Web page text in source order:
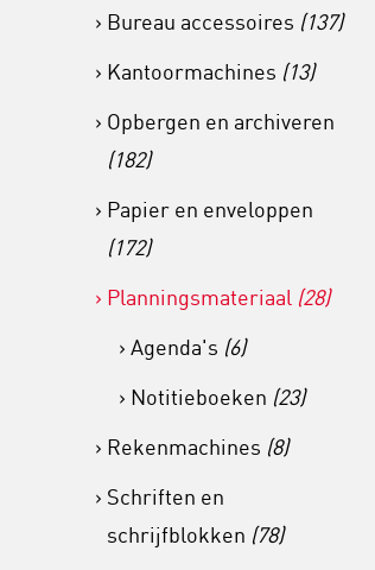
Bureau accessoires (137)
Kantoormachines (13)
Opbergen en archiveren
(182)
Papier en enveloppen
(172)
Planningsmateriaal (28)
Agenda's (6)
Notitieboeken (23)
Rekenmachines (8)
Schriften en
schrijfblokken (78)